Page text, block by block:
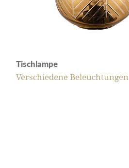
Tischlampe
Verschiedene Beleuchtungen